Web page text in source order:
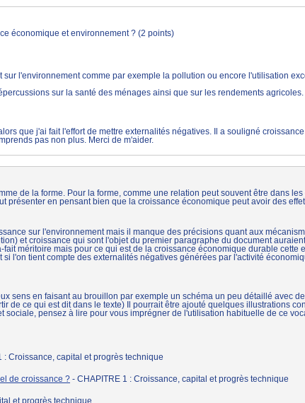
économique et environnement ? (2 points)
sur l'environnement comme par exemple la pollution ou encore l'utilisation
sur la santé des ménages ainsi que sur les rendements agricoles.
que j'ai fait l'effort de mettre externalités négatives. Il a souligné
pas non plus. Merci de m'aider.
de la forme. Pour la forme, comme une relation peut souvent être dans
présenter en pensant bien que la croissance économique peut avoir des
sur l'environnement mais il manque des précisions quant aux
et croissance qui sont l'objet du premier paragraphe du document
méritoire mais pour ce qui est de la croissance économique durable
l'on tient compte des externalités négatives générées par l'activité
sens en faisant au brouillon par exemple un schéma un peu détaillé avec
de ce qui est dit dans le texte) Il pourrait être ajouté quelques illustrations
sociale, pensez à lire pour vous imprégner de l'utilisation habituelle de ce
: Croissance, capital et progrès technique
de croissance ? - CHAPITRE 1 : Croissance, capital et progrès technique
et progrès technique